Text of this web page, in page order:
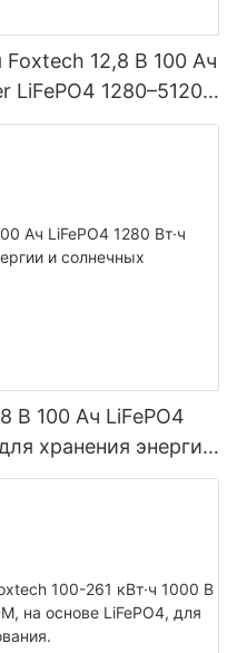
Foxtech 12,8 В 100 Ач
LiFePO4 1280–5120
В 100 Ач LiFePO4
хранения энергии